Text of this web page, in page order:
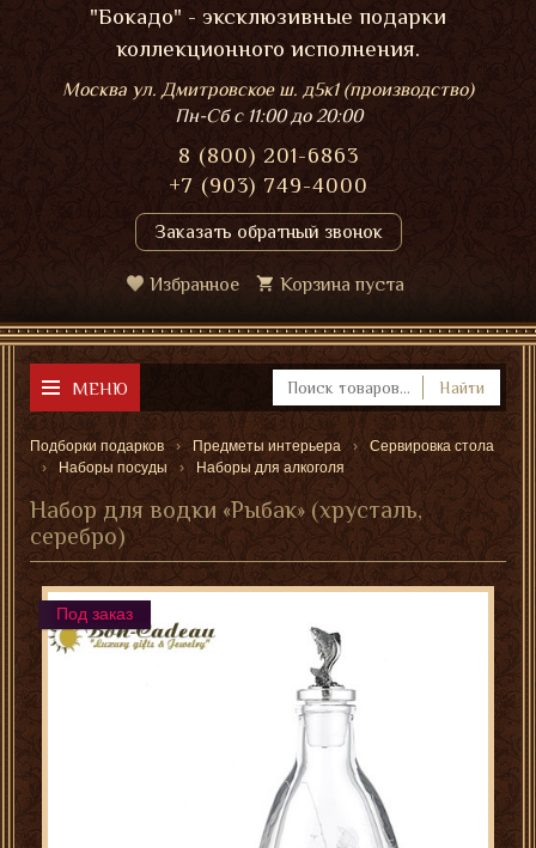
"Бокадо" - эксклюзивные подарки
коллекционного исполнения.
Москва ул. Дмитровское ш. д5к1 (производство)
Пн-Сбс 11:00 до 20:00
8 (800) 201-6863
+7 (903) 749-4000
Заказать обратный звонок
Избранное Корзина пуста
МЕНЮ Найти
Подборки подарков Предметы интерьера
Сервировка стола
Наборы посуды
Наборы для алкоголя
Набор для водки «Рыбак» (хрусталь,
серебро)
Под заказ